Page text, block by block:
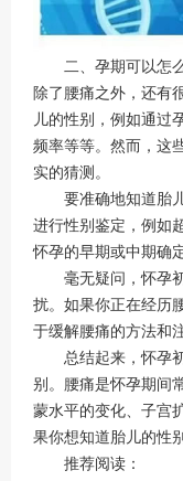
二、孕期可以怎
除了腰痛之外，还有
儿的性别，例如通过
频率等等。然而，这
实的猜测。
要准确地知道胎儿
进行性别鉴定，例如
怀孕的早期或中期确
毫无疑问，怀孕初
扰。如果你正在经历
于缓解腰痛的方法和
总结起来，怀孕初
别。腰痛是怀孕期间
蒙水平的变化、子宫
果你想知道胎儿的性
推荐阅读：